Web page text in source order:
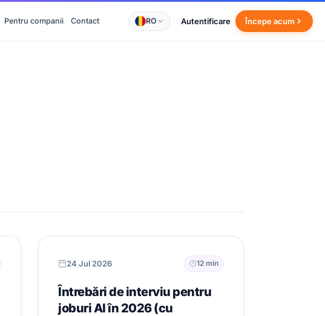
Pentru companii Contact RO Autentificare Începe acum
24 Jul 2026 12 min
Întrebări de interviu pentru
joburi AI în 2026 (cu